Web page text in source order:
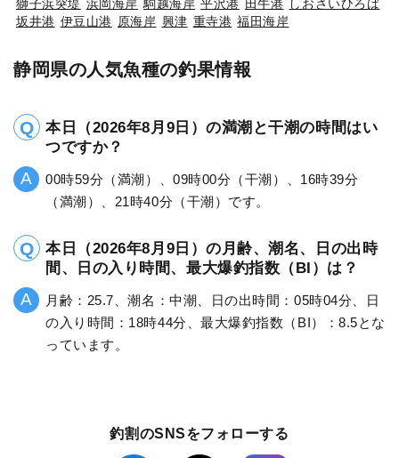
獅子浜突堤 浜岡海岸 駒越海岸 平沢港 田牛港 しおさいひろば
坂井港 伊豆山港 原海岸 興津 重寺港 福田海岸
静岡県の人気魚種の釣果情報
本日（2026年8月9日）の満潮と干潮の時間はい
つですか？
00時59分（満潮）、09時00分（干潮）、16時39分
（満潮）、21時40分（干潮）です。
本日（2026年8月9日）の月齢、潮名、日の出時
間、日の入り時間、最大爆釣指数（BI）は？
月齢：25.7、潮名：中潮、日の出時間：05時04分、日
の入り時間：18時44分、最大爆釣指数（BI）：8.5とな
っています。
釣割のSNSをフォローする